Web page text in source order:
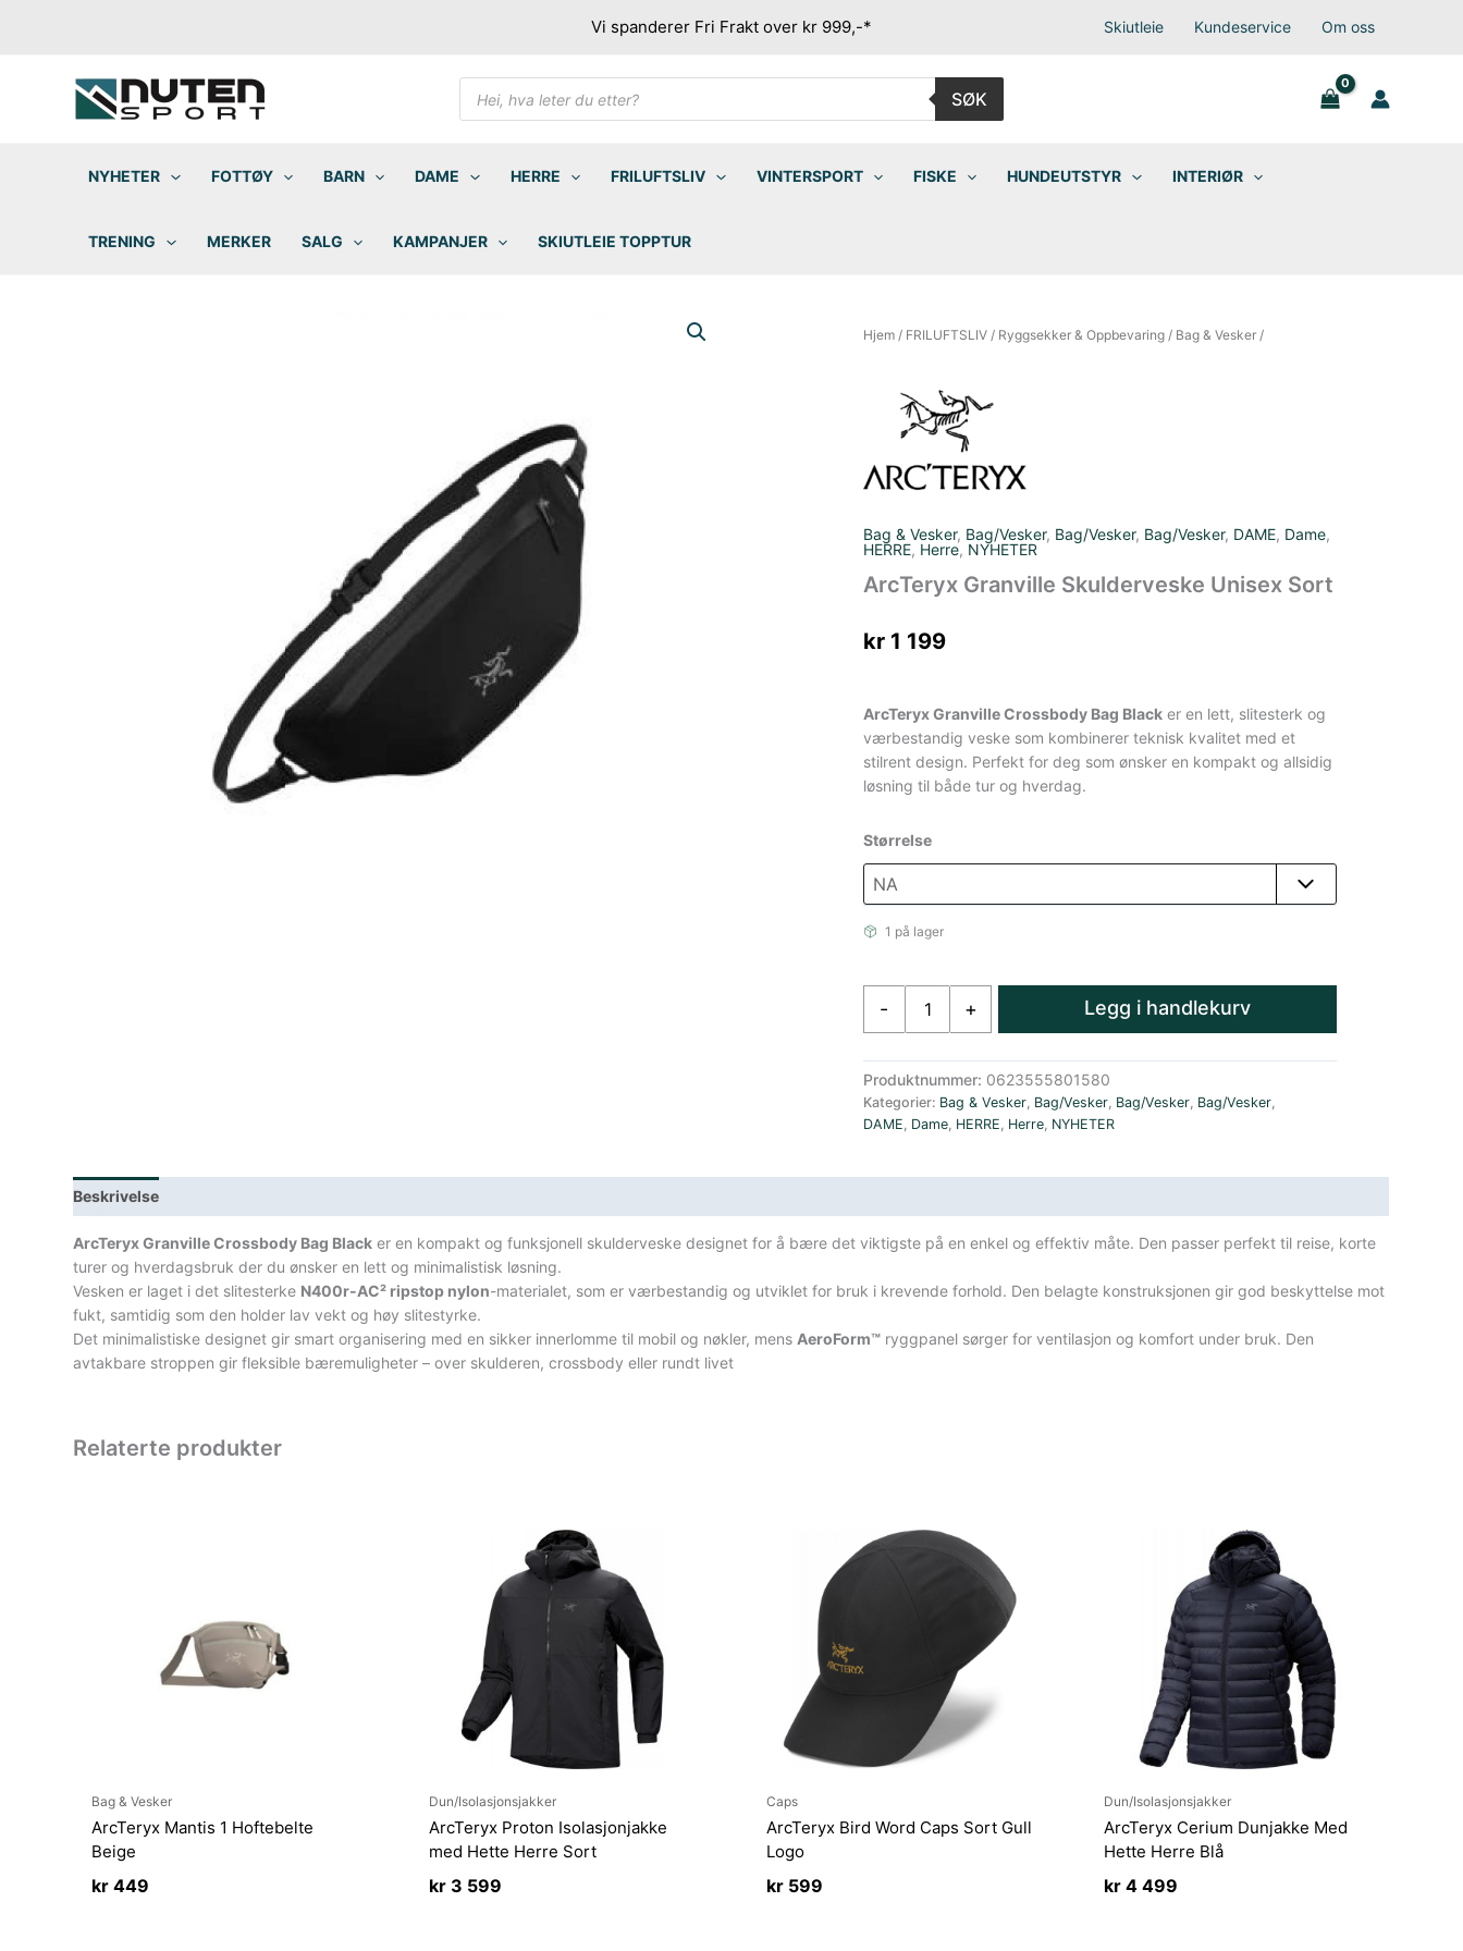
Vi spanderer Fri Frakt over kr 999,-* Skiutleie Kundeservice Om oss
Products
search
SØK
NYHETER FOTTØY BARN DAME HERRE FRILUFTSLIV VINTERSPORT FISKE HUNDEUTSTYR INTERIØR
TRENING MERKER SALG KAMPANJER SKIUTLEIE TOPPTUR
Hjem/ FRILUFTSLIV/ Ryggsekker & Oppbevaring/ Bag & Vesker/
Bag & Vesker, Bag/Vesker, Bag/Vesker, Bag/Vesker, DAME, Dame,
HERRE, Herre, NYHETER
ArcTeryx Granville Skulderveske Unisex Sort
kr1 199
ArcTeryx Granville Crossbody Bag Blacker en lett, slitesterk og
værbestandig veske som kombinerer teknisk kvalitet med et
stilrent design. Perfekt for deg som ønsker en kompakt og allsidig
løsning til både tur og hverdag.
Størrelse
1 på lager
-
Unisex
Sort
antall
+ Legg i handlekurv
Produktnummer: 0623555801580
Kategorier: Bag & Vesker, Bag/Vesker, Bag/Vesker, Bag/Vesker,
DAME, Dame, HERRE, Herre, NYHETER
Beskrivelse
ArcTeryx Granville Crossbody Bag Black er en kompakt og funksjonell skulderveske designet for å bære det viktigste på en enkel og effektiv måte. Den passer perfekt til reise, korte
turer og hverdagsbruk der du ønsker en lett og minimalistisk løsning.
Vesken er laget i det slitesterke N400r-AC² ripstop nylon-materialet, som er værbestandig og utviklet for bruk i krevende forhold. Den belagte konstruksjonen gir god beskyttelse mot
fukt, samtidig som den holder lav vekt og høy slitestyrke.
Det minimalistiske designet gir smart organisering med en sikker innerlomme til mobil og nøkler, mens AeroForm™ ryggpanel sørger for ventilasjon og komfort under bruk. Den
avtakbare stroppen gir fleksible bæremuligheter – over skulderen, crossbody eller rundt livet
Relaterte produkter
Bag & Vesker
ArcTeryx Mantis 1 Hoftebelte
Beige
kr 449
Dun/Isolasjonsjakker
ArcTeryx Proton Isolasjonjakke
med Hette Herre Sort
kr3 599
Caps
ArcTeryx Bird Word Caps Sort Gull
Logo
kr599
Dun/Isolasjonsjakker
ArcTeryx Cerium Dunjakke Med
Hette Herre Blå
kr4 499